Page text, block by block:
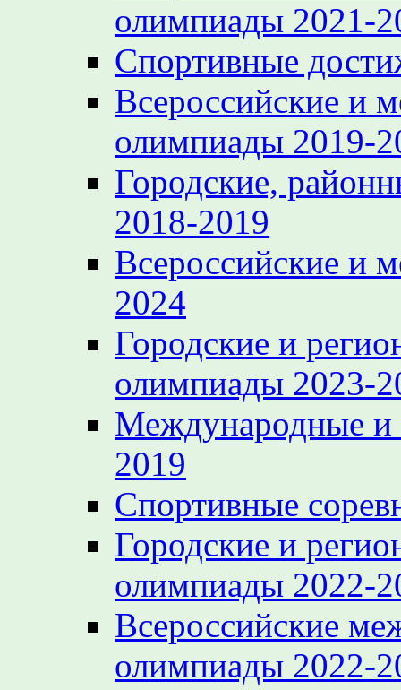
олимпиады 2021-
Спортивные
Всероссийские и
олимпиады 2019-
Городские,
2018-2019
Всероссийские и
2024
Городские и
олимпиады 2023-
Международные и
2019
Спортивные
Городские и
олимпиады 2022-
Всероссийские
олимпиады 2022-